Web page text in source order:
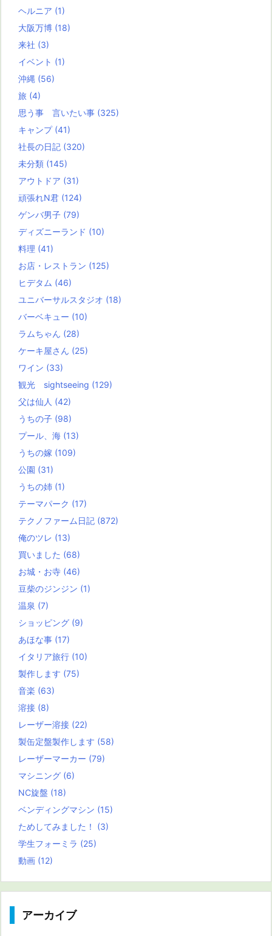
ヘルニア (1)
大阪万博 (18)
来社 (3)
イベント (1)
沖縄 (56)
旅 (4)
思う事 言いたい事 (325)
キャンプ (41)
社長の日記 (320)
未分類 (145)
アウトドア (31)
頑張れN君 (124)
ゲンバ男子 (79)
ディズニーランド (10)
料理 (41)
お店・レストラン (125)
ヒデタム (46)
ユニバーサルスタジオ (18)
バーベキュー (10)
ラムちゃん (28)
ケーキ屋さん (25)
ワイン (33)
観光 sightseeing (129)
父は仙人 (42)
うちの子 (98)
プール、海 (13)
うちの嫁 (109)
公園 (31)
うちの姉 (1)
テーマパーク (17)
テクノファーム日記 (872)
俺のツレ (13)
買いました (68)
お城・お寺 (46)
豆柴のジンジン (1)
温泉 (7)
ショッピング (9)
あほな事 (17)
イタリア旅行 (10)
製作します (75)
音楽 (63)
溶接 (8)
レーザー溶接 (22)
製缶定盤製作します (58)
レーザーマーカー (79)
マシニング (6)
NC旋盤 (18)
ベンディングマシン (15)
ためしてみました！ (3)
学生フォーミラ (25)
動画 (12)
アーカイブ